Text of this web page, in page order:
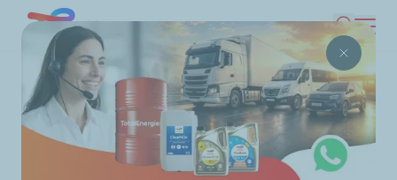
Pasar
al
contenido
principal
Chile
Buscar
Ruta
de
navegación
Inicio Noticias
¡TotalEnergies en Valparaíso junto a
Insamar!